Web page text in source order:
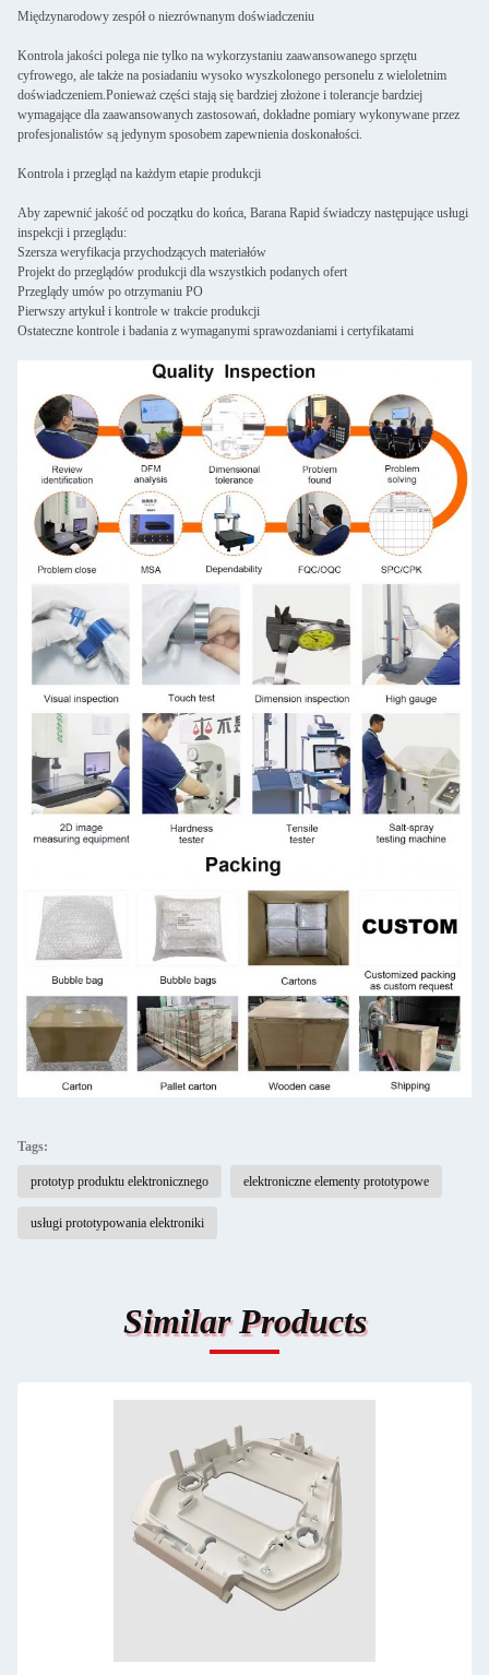
Międzynarodowy zespół o niezrównanym doświadczeniu
Kontrola jakości polega nie tylko na wykorzystaniu zaawansowanego sprzętu
cyfrowego, ale także na posiadaniu wysoko wyszkolonego personelu z wieloletnim
doświadczeniem.Ponieważ części stają się bardziej złożone i tolerancje bardziej
wymagające dla zaawansowanych zastosowań, dokładne pomiary wykonywane przez
profesjonalistów są jedynym sposobem zapewnienia doskonałości.
Kontrola i przegląd na każdym etapie produkcji
Aby zapewnić jakość od początku do końca, Barana Rapid świadczy następujące usługi
inspekcji i przeglądu:
Szersza weryfikacja przychodzących materiałów
Projekt do przeglądów produkcji dla wszystkich podanych ofert
Przeglądy umów po otrzymaniu PO
Pierwszy artykuł i kontrole w trakcie produkcji
Ostateczne kontrole i badania z wymaganymi sprawozdaniami i certyfikatami
Tags:
prototyp produktu elektronicznego elektroniczne elementy prototypowe
usługi prototypowania elektroniki
Similar Products